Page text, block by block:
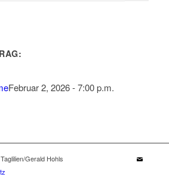
Februar 2, 2026 - 7:00 p.m.
Gerald Hohls